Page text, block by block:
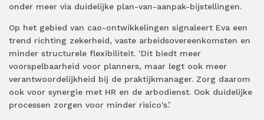
onder meer via duidelijke plan-van-aanpak-bijstellingen.
Op het gebied van cao-ontwikkelingen signaleert Eva een
trend richting zekerheid, vaste arbeidsovereenkomsten en
minder structurele flexibiliteit. ‘Dit biedt meer
voorspelbaarheid voor planners, maar legt ook meer
verantwoordelijkheid bij de praktijkmanager. Zorg daarom
ook voor synergie met HR en de arbodienst. Ook duidelijke
processen zorgen voor minder risico's.’